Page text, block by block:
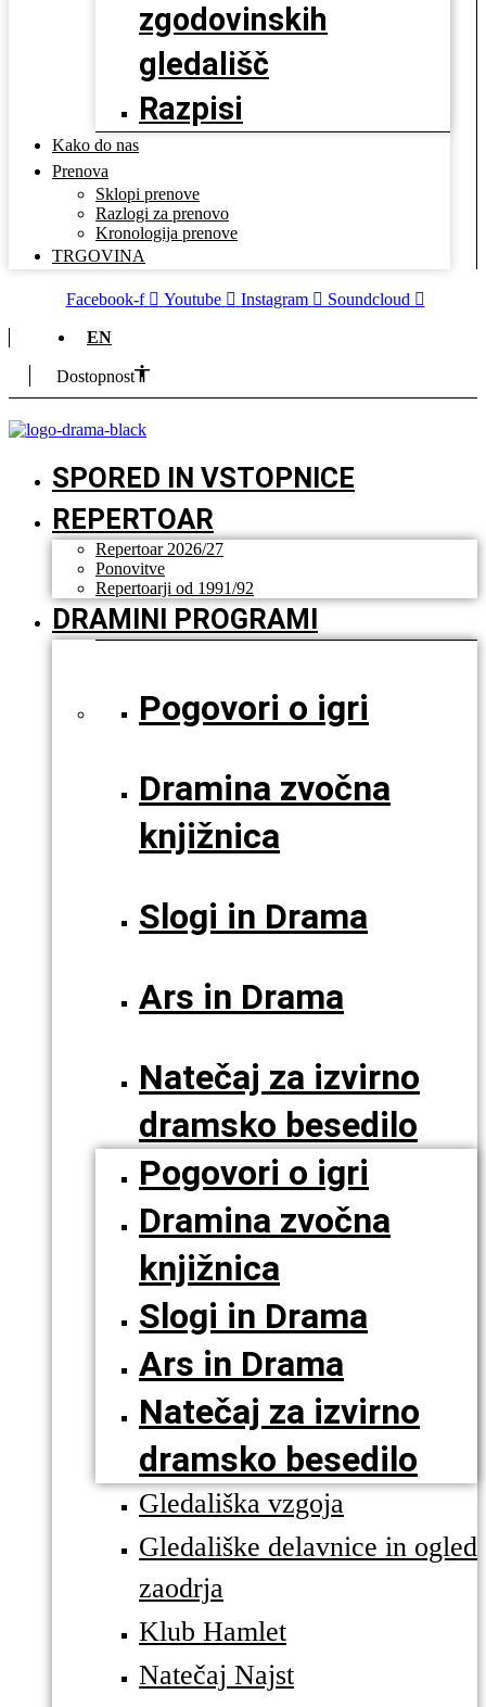
zgodovinskih
gledališč
Razpisi
Kako do nas
Prenova
Sklopi prenove
Razlogi za prenovo
Kronologija prenove
TRGOVINA
Facebook-f Youtube Instagram Soundcloud
EN
Dostopnost
SPORED IN VSTOPNICE
REPERTOAR
Repertoar 2026/27
Ponovitve
Repertoarji od 1991/92
DRAMINI PROGRAMI
Pogovori o igri
Dramina zvočna
knjižnica
Slogi in Drama
Ars in Drama
Natečaj za izvirno
dramsko besedilo
Pogovori o igri
Dramina zvočna
knjižnica
Slogi in Drama
Ars in Drama
Natečaj za izvirno
dramsko besedilo
Gledališka vzgoja
Gledališke delavnice in ogled
zaodrja
Klub Hamlet
Natečaj Najst